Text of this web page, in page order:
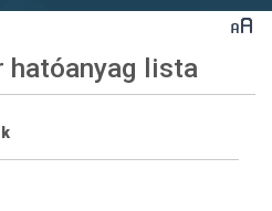
hatóanyag lista